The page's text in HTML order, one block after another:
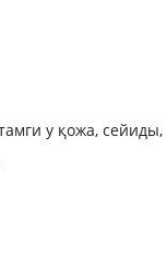
у қожа, сейиды,